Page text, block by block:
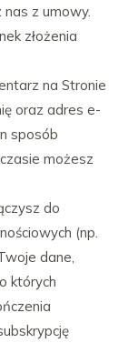
z umowy.
złożenia
na Stronie
oraz adres e-
sposób
możesz
do
(np.
dane,
których